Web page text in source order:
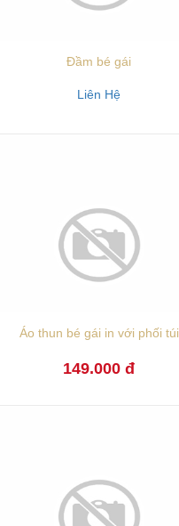
Đầm bé gái
Liên Hệ
Áo thun bé gái in với phối túi
149.000 đ